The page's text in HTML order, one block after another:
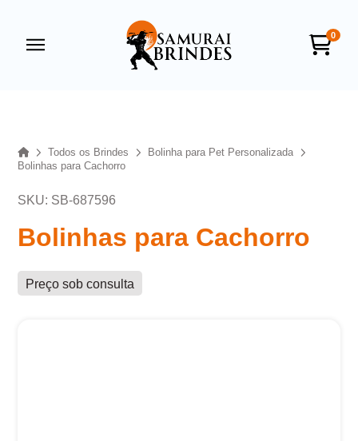
0
HomeTodos os Brindes
Bolinha para Pet Personalizada
Bolinhas para Cachorro
SKU: SB-687596
Bolinhas para Cachorro
Preço sob consulta
+55